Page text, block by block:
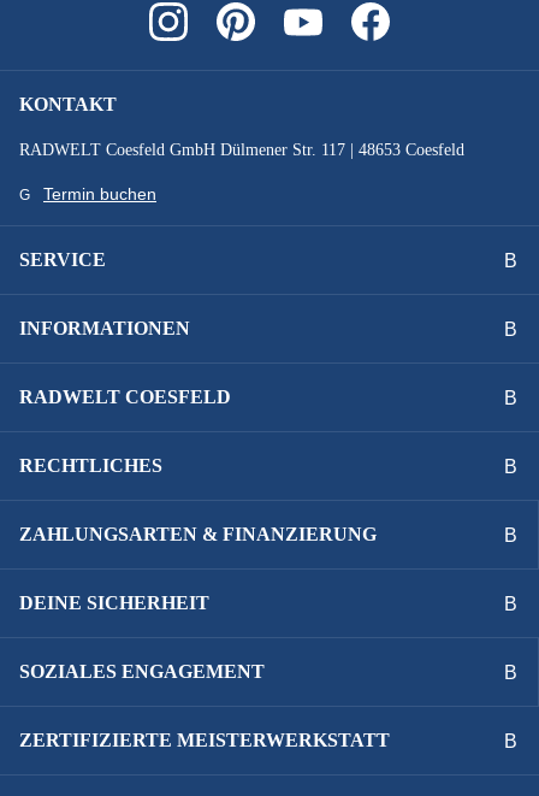
KONTAKT
RADWELT Coesfeld GmbH Dülmener Str. 117 | 48653 Coesfeld
Termin buchen
SERVICE
INFORMATIONEN
RADWELT COESFELD
RECHTLICHES
ZAHLUNGSARTEN & FINANZIERUNG
DEINE SICHERHEIT
SOZIALES ENGAGEMENT
ZERTIFIZIERTE MEISTERWERKSTATT